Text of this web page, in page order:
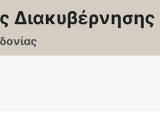
Διακυβέρνησης